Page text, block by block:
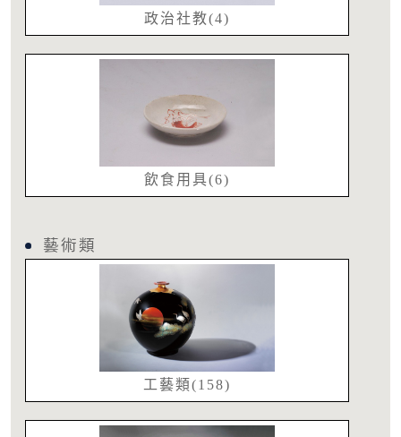
政治社教(4)
飲食用具(6)
藝術類
工藝類(158)